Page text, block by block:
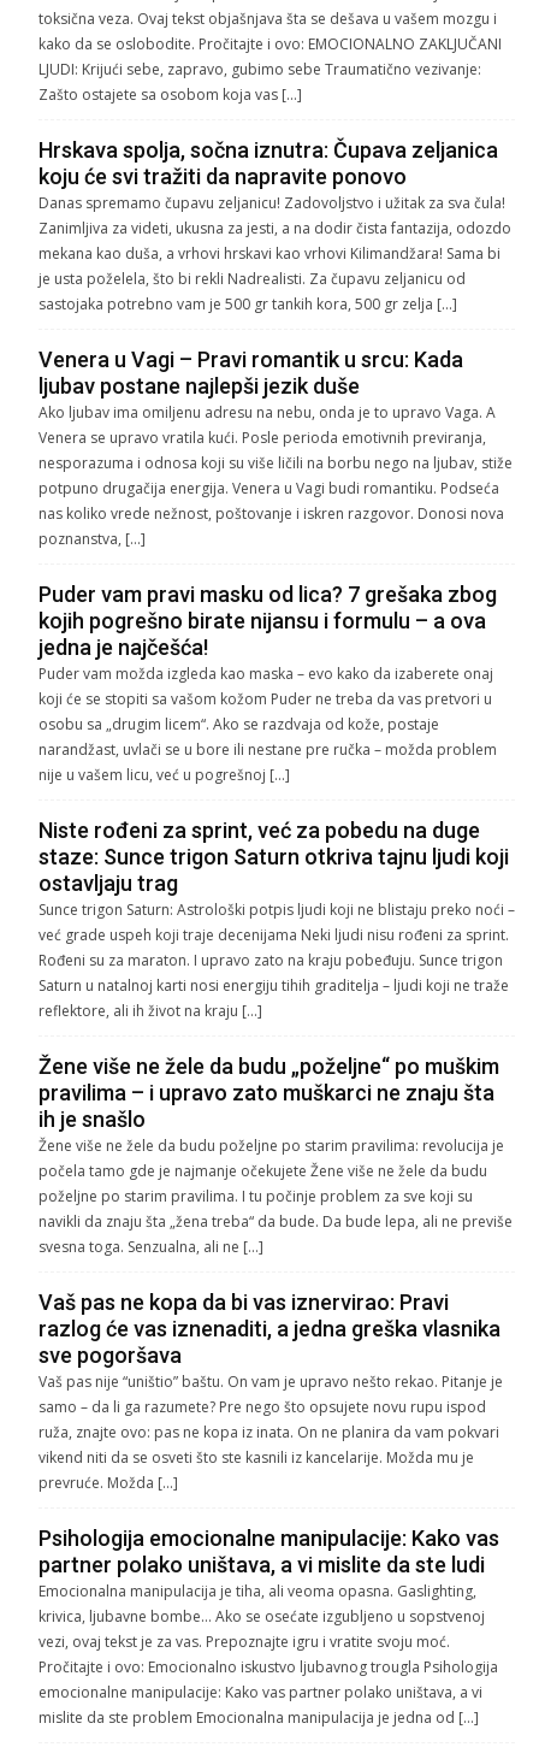
toksična veza. Ovaj tekst objašnjava šta se dešava u vašem mozgu i
kako da se oslobodite. Pročitajte i ovo: EMOCIONALNO ZAKLJUČANI
LJUDI: Krijući sebe, zapravo, gubimo sebe Traumatično vezivanje:
Zašto ostajete sa osobom koja vas […]
Hrskava spolja, sočna iznutra: Čupava zeljanica
koju će svi tražiti da napravite ponovo
Danas spremamo čupavu zeljanicu! Zadovoljstvo i užitak za sva čula!
Zanimljiva za videti, ukusna za jesti, a na dodir čista fantazija, odozdo
mekana kao duša, a vrhovi hrskavi kao vrhovi Kilimandžara! Sama bi
je usta poželela, što bi rekli Nadrealisti. Za čupavu zeljanicu od
sastojaka potrebno vam je 500 gr tankih kora, 500 gr zelja […]
Venera u Vagi – Pravi romantik u srcu: Kada
ljubav postane najlepši jezik duše
Ako ljubav ima omiljenu adresu na nebu, onda je to upravo Vaga. A
Venera se upravo vratila kući. Posle perioda emotivnih previranja,
nesporazuma i odnosa koji su više ličili na borbu nego na ljubav, stiže
potpuno drugačija energija. Venera u Vagi budi romantiku. Podseća
nas koliko vrede nežnost, poštovanje i iskren razgovor. Donosi nova
poznanstva, […]
Puder vam pravi masku od lica? 7 grešaka zbog
kojih pogrešno birate nijansu i formulu – a ova
jedna je najčešća!
Puder vam možda izgleda kao maska – evo kako da izaberete onaj
koji će se stopiti sa vašom kožom Puder ne treba da vas pretvori u
osobu sa „drugim licem“. Ako se razdvaja od kože, postaje
narandžast, uvlači se u bore ili nestane pre ručka – možda problem
nije u vašem licu, već u pogrešnoj […]
Niste rođeni za sprint, već za pobedu na duge
staze: Sunce trigon Saturn otkriva tajnu ljudi koji
ostavljaju trag
Sunce trigon Saturn: Astrološki potpis ljudi koji ne blistaju preko noći –
već grade uspeh koji traje decenijama Neki ljudi nisu rođeni za sprint.
Rođeni su za maraton. I upravo zato na kraju pobeđuju. Sunce trigon
Saturn u natalnoj karti nosi energiju tihih graditelja – ljudi koji ne traže
reflektore, ali ih život na kraju […]
Žene više ne žele da budu „poželjne“ po muškim
pravilima – i upravo zato muškarci ne znaju šta
ih je snašlo
Žene više ne žele da budu poželjne po starim pravilima: revolucija je
počela tamo gde je najmanje očekujete Žene više ne žele da budu
poželjne po starim pravilima. I tu počinje problem za sve koji su
navikli da znaju šta „žena treba“ da bude. Da bude lepa, ali ne previše
svesna toga. Senzualna, ali ne […]
Vaš pas ne kopa da bi vas iznervirao: Pravi
razlog će vas iznenaditi, a jedna greška vlasnika
sve pogoršava
Vaš pas nije “uništio” baštu. On vam je upravo nešto rekao. Pitanje je
samo – da li ga razumete? Pre nego što opsujete novu rupu ispod
ruža, znajte ovo: pas ne kopa iz inata. On ne planira da vam pokvari
vikend niti da se osveti što ste kasnili iz kancelarije. Možda mu je
prevruće. Možda […]
Psihologija emocionalne manipulacije: Kako vas
partner polako uništava, a vi mislite da ste ludi
Emocionalna manipulacija je tiha, ali veoma opasna. Gaslighting,
krivica, ljubavne bombe… Ako se osećate izgubljeno u sopstvenoj
vezi, ovaj tekst je za vas. Prepoznajte igru i vratite svoju moć.
Pročitajte i ovo: Emocionalno iskustvo ljubavnog trougla Psihologija
emocionalne manipulacije: Kako vas partner polako uništava, a vi
mislite da ste problem Emocionalna manipulacija je jedna od […]